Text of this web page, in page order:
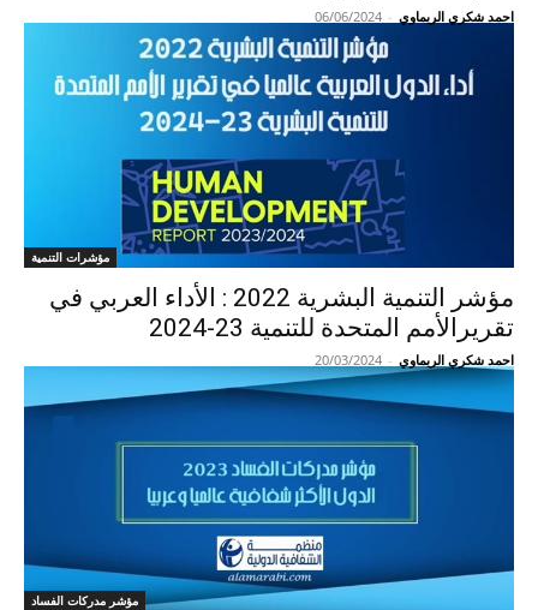
احمد شكري الريماوي -
06/06/2024
مؤشرات التنمية
مؤشر التنمية البشرية 2022 : الأداء العربي في
تقريرالأمم المتحدة للتنمية 23-2024
احمد شكري الريماوي -
20/03/2024
مؤشر مدركات الفساد